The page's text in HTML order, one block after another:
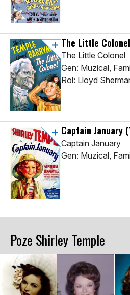
The Little Colonel
The Little Colonel
Gen: Muzical,
Rol: Lloyd
Captain January
Captain January
Gen: Muzical,
Poze Shirley Temple